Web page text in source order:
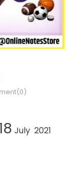
July 2021